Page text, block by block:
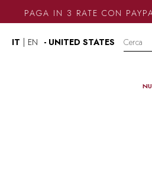
PAGA IN 3 RATE CON
IT EN - UNITED STATES